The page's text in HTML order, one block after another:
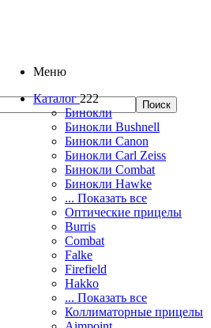
Меню
Каталог 222
Бинокли
Бинокли Bushnell
Бинокли Canon
Бинокли Carl Zeiss
Бинокли Combat
Бинокли Hawke
... Показать все
Оптические прицелы
Burris
Combat
Falke
Firefield
Hakko
... Показать все
Коллиматорные прицелы